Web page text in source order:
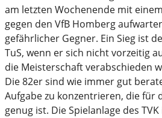
am letzten Wochenende mit
gegen den VfB Homberg
gefährlicher Gegner. Ein Sieg ist
TuS, wenn er sich nicht vorzeitig
die Meisterschaft verabschieden
Die 82er sind wie immer gut
Aufgabe zu konzentrieren, die für
genug ist. Die Spielanlage des